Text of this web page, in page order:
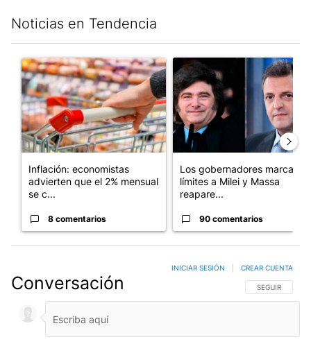
Noticias en Tendencia
Un artículo de tendencia con el título "Inflación: economistas
Inflación: economistas
advierten que el 2% mensual
se c...
8 comentarios
Un artículo de tendencia
Los gobernadores marcan
límites a Milei y Massa
reapare...
90 comentarios
Conversación SIGA ESTA
SEGUIR
INICIAR SESIÓN CREAR CUENTA